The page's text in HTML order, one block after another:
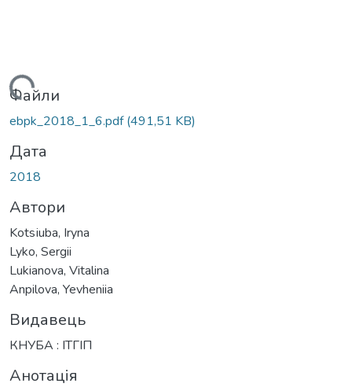
Файли
ebpk_2018_1_6.pdf(491,51 KB)
Дата
2018
Автори
Kotsіuba, Iryna
Lyko, Sergii
Lukianova, Vitalina
Anpilova, Yevheniia
Видавець
КНУБА : ІТГІП
Анотація